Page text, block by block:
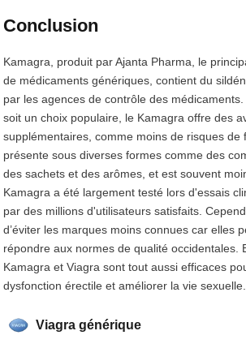
Viagra générique
Conclusion
Kamagra, produit par Ajanta Pharma, le
de médicaments génériques, contient du
par les agences de contrôle des
soit un choix populaire, le Kamagra offre des
supplémentaires, comme moins de risques de
présente sous diverses formes comme des
des sachets et des arômes, et est souvent
Kamagra a été largement testé lors d'essais
par des millions d'utilisateurs satisfaits.
d’éviter les marques moins connues car elles
répondre aux normes de qualité occidentales.
Kamagra et Viagra sont tout aussi efficaces
dysfonction érectile et améliorer la vie sexuelle.